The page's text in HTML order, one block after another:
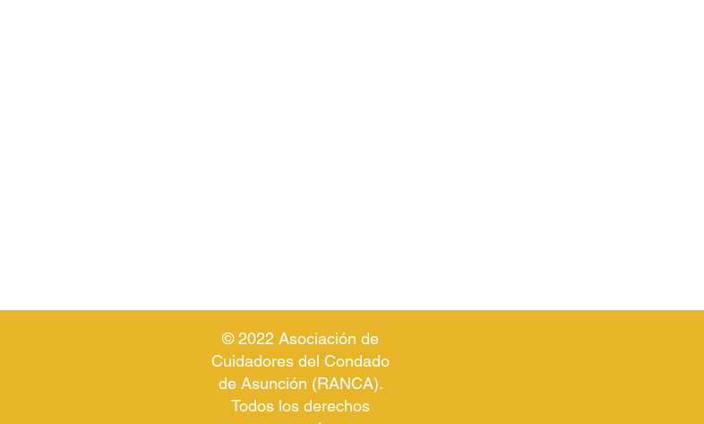
© 2022 Asociación de
Cuidadores del Condado
de Asunción (RANCA).
Todos los derechos